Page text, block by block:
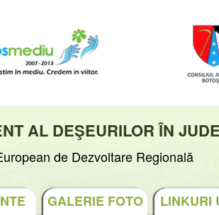
AL DEŞEURILOR ÎN
de Dezvoltare Regională
GALERIE FOTO LINKURI